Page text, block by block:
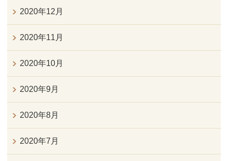
2020年12月
2020年11月
2020年10月
2020年9月
2020年8月
2020年7月